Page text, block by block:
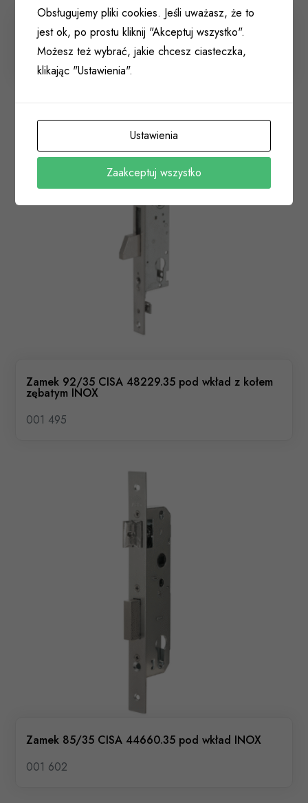
Zamek 92/25 CISA 46219.25 pod wkład INOX
Zamek 92/35 CISA 48229.35 pod wkład z kołem
zębatym INOX
001 495
Zamek 85/35 CISA 44660.35 pod wkład INOX
001 602
Obsługujemy pliki cookies. Jeśli uważasz, że to
jest ok, po prostu kliknij "Akceptuj wszystko".
Możesz też wybrać, jakie chcesz ciasteczka,
klikając "Ustawienia".
Ustawienia
Zaakceptuj wszystko